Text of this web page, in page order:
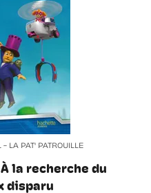
- LA PAT' PATROUILLE
la recherche du
disparu